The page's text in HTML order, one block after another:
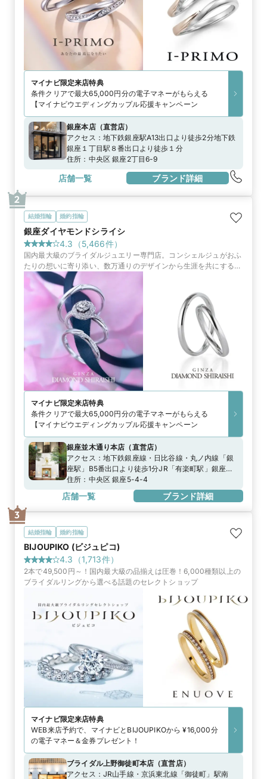
マイナビ限定来店特典
条件クリアで最大65,000円分の電子マネーがもらえる
【マイナビウエディングカップル応援キャンペーン
銀座本店（直営店）
アクセス： 地下鉄銀座駅A13出口より徒歩2分地下鉄
銀座１丁目駅８番出口より徒歩１分
住所： 中央区 銀座2丁目6-9
店舗一覧 ブランド詳細
結婚指輪 婚約指輪
銀座ダイヤモンドシライシ
4.3 （5,466件）
国内最大級のブライダルジュエリー専門店。コンシェルジュがおふ
たりの想いに寄り添い、数万通りのデザインから生涯を共にする指
輪やサービスをご提案します
マイナビ限定来店特典
条件クリアで最大65,000円分の電子マネーがもらえる
【マイナビウエディングカップル応援キャンペーン
銀座並木通り本店 （直営店）
アクセス： 地下鉄銀座線・日比谷線・丸ノ内線「銀
座駅」B5番出口より徒歩1分JR「有楽町駅」銀座口
より徒歩5分
住所： 中央区 銀座5-4-4
店舗一覧 ブランド詳細
2
結婚指輪 婚約指輪
BIJOUPIKO (ビジュピコ)
4.3 （1,713件）
2本で49,500円～！国内最大級の品揃えは圧巻！6,000種類以上の
ブライダルリングから選べる話題のセレクトショップ
マイナビ限定来店特典
WEB来店予約で、マイナビとBIJOUPIKOから ¥16,000分
の電子マネー＆金券プレゼント！
ブライダル上野御徒町本店 （直営店）
アクセス： JR山手線・京浜東北線「御徒町」駅南
3